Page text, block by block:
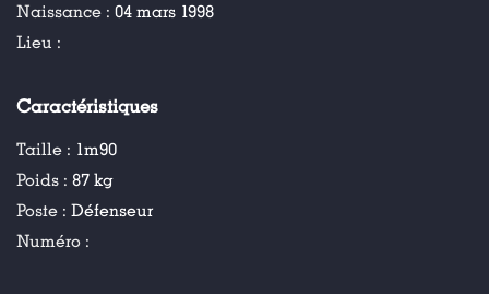
Naissance : 04 mars 1998
Lieu :
Caractéristiques
Taille : 1m90
Poids : 87 kg
Poste : Défenseur
Numéro :